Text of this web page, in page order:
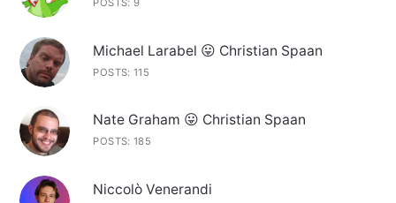
POSTS: 9
Michael Larabel 😛 Christian Spaan
POSTS: 115
Nate Graham 😛 Christian Spaan
POSTS: 185
Niccolò Venerandi